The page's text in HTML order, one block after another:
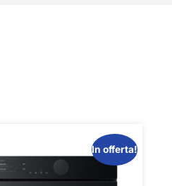
In offerta!